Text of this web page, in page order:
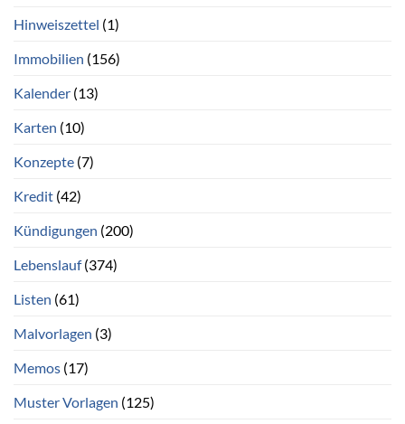
Hinweiszettel (1)
Immobilien (156)
Kalender (13)
Karten (10)
Konzepte (7)
Kredit (42)
Kündigungen (200)
Lebenslauf(374)
Listen (61)
Malvorlagen (3)
Memos (17)
Muster Vorlagen (125)